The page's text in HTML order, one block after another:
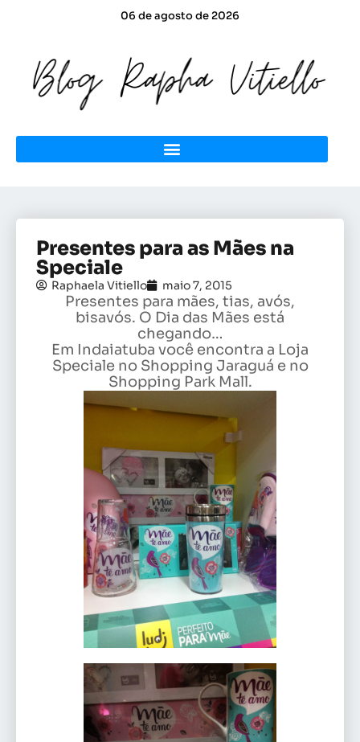
06 de agosto de 2026
Presentes para as Mães na
Speciale
Raphaela Vitiello maio 7, 2015
Presentes para mães, tias, avós,
bisavós. O Dia das Mães está
chegando…
Em Indaiatuba você encontra a Loja
Speciale no Shopping Jaraguá e no
Shopping Park Mall.